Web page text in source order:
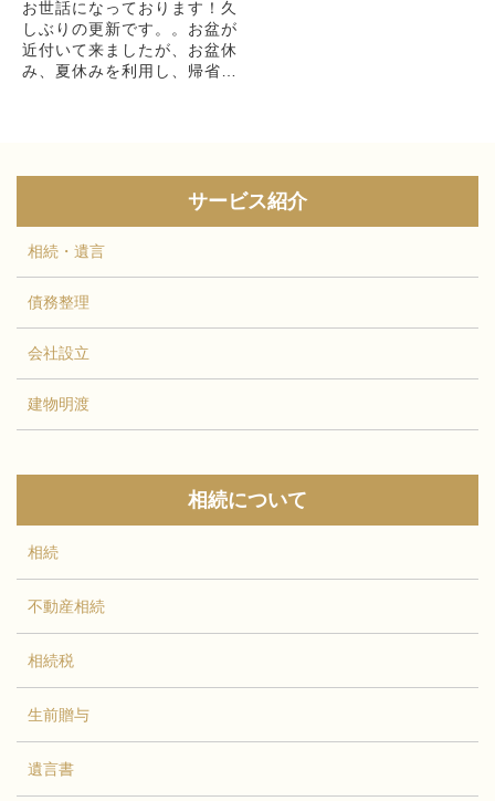
お世話になっております！久
しぶりの更新です。。お盆が
近付いて来ましたが、お盆休
み、夏休みを利用し、帰省等
サービス紹介
相続・遺言
債務整理
会社設立
建物明渡
相続について
相続
不動産相続
相続税
生前贈与
遺言書